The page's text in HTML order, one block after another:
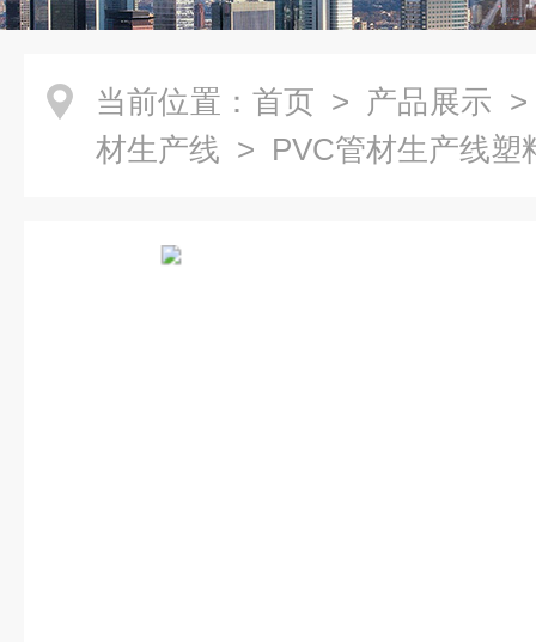
当前位置： 首页 > 产品展示
材生产线 > PVC管材生产线塑